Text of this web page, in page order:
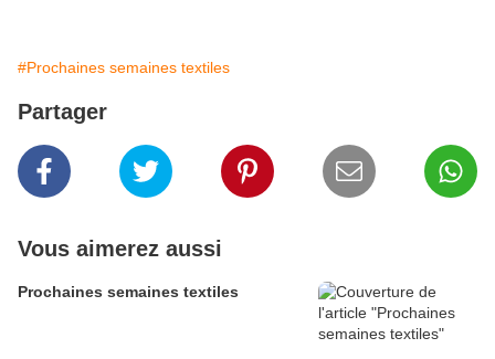
#Prochaines semaines textiles
Partager
Vous aimerez aussi
Prochaines semaines textiles